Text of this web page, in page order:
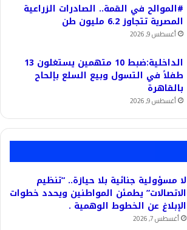
#الموالح في القمة.. الصادرات الزراعية
المصرية تتجاوز 6.2 مليون طن
أغسطس 9, 2026
الداخلية:ضبط 10 متهمين يستغلون 13
طفلاً في التسول وبيع السلع بإلحاح
بالقاهرة
أغسطس 9, 2026
لا مسؤولية جنائية بلا حيازة.. “تنظيم
الاتصالات” يطمئن المواطنين ويحدد خطوات
الإبلاغ عن الخطوط الوهمية .
أغسطس 7, 2026